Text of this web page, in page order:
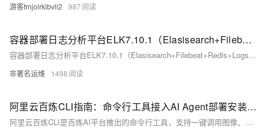
游客fmjolrklbvli2 987
容器部署日志分析平台ELK7.10.1（Elasisearch+Filebeat+Redis+Logstash+Kibana）
容器部署日志分析平台ELK7.10.1（Elasisearch+Filebeat+Redis+Logstash+Kibana）
非著名运维 1498
阿里云百炼CLI指南：命令行工具接入AI Agent部署安装教程及使用全解析
阿里云百炼CLI是百炼AI平台推出的命令行工具，支持一键调用图像、视频、语音、知识库等10+原子能力。提供AI Agent自动安装与手动安装双路径，兼容CURSOR、Claude Code等主流框架，开箱即用。阿里云百炼官网：https://t.aliyun.com/U/fPVHqY